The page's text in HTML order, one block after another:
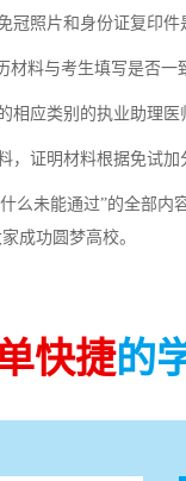
冠照片和身份证复印件
材料与考生填写是否一
应类别的执业助理
证明材料根据免试
未能通过”的全部内
成功圆梦高校。
快捷的